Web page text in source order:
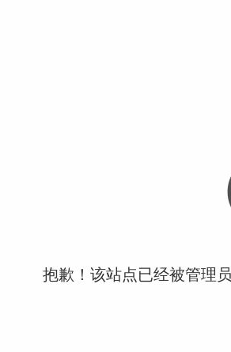
抱歉！该站点已经被管理